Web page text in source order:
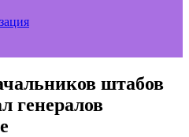
штабов
генералов